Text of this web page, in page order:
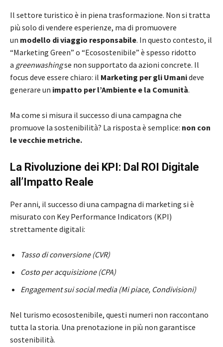
Il settore turistico è in piena trasformazione. Non si tratta
più solo di vendere esperienze, ma di promuovere
un modello di viaggio responsabile. In questo contesto, il
“Marketing Green” o “Ecosostenibile” è spesso ridotto
a greenwashingse non supportato da azioni concrete. Il
focus deve essere chiaro: il Marketing per gli Umanideve
generare un impatto per l’Ambiente e la Comunità.
Ma come si misura il successo di una campagna che
promuove la sostenibilità? La risposta è semplice: non con
le vecchie metriche.
La Rivoluzione dei KPI: Dal ROI Digitale
all’Impatto Reale
Per anni, il successo di una campagna di marketing si è
misurato con Key Performance Indicators (KPI)
strettamente digitali:
Tasso di conversione (CVR)
Costo per acquisizione (CPA)
Engagement sui social media (Mi piace, Condivisioni)
Nel turismo ecosostenibile, questi numeri non raccontano
tutta la storia. Una prenotazione in più non garantisce
sostenibilità.